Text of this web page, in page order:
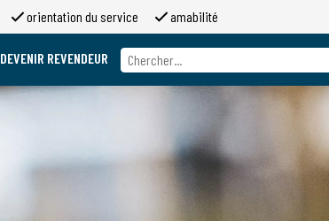
orientation du service amabilité
DEVENIR REVENDEUR